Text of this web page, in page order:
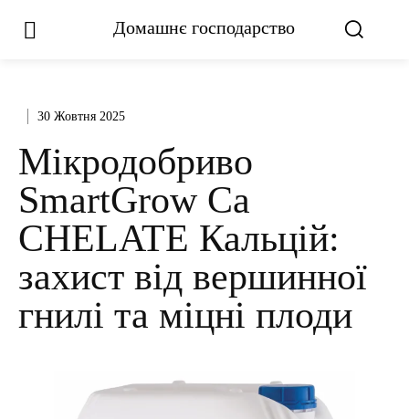
Домашнє господарство
30 Жовтня 2025
Мікродобриво
SmartGrow Ca
CHELATE Кальцій:
захист від вершинної
гнилі та міцні плоди